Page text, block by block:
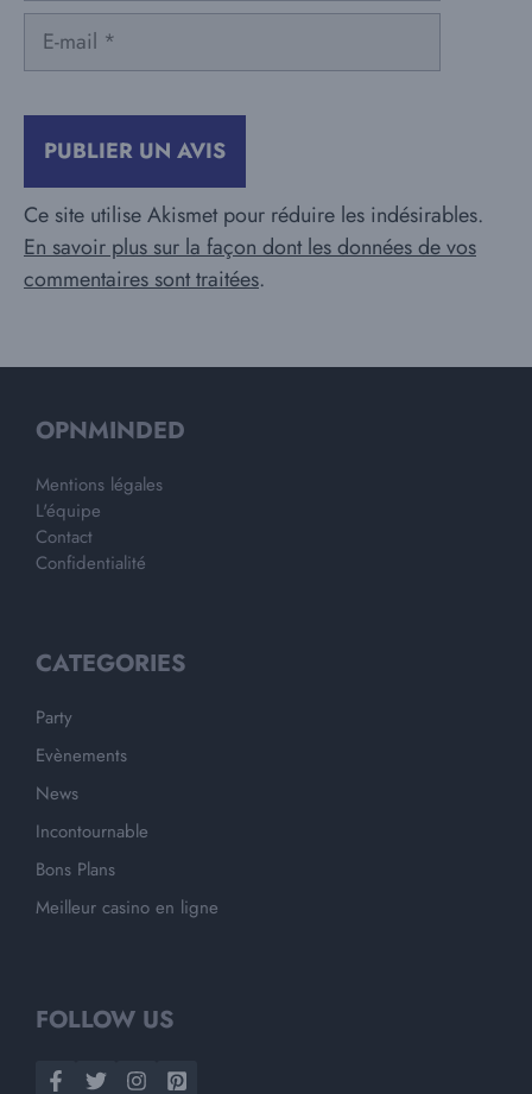
mail
Ce site utilise Akismet pour réduire les indésirables.
En savoir plus sur la façon dont les données de vos
commentaires sont traitées.
OPNMINDED
Mentions légales
L'équipe
Contact
Confidentialité
CATEGORIES
Party
Evènements
News
Incontournable
Bons Plans
Meilleur casino en ligne
FOLLOW US